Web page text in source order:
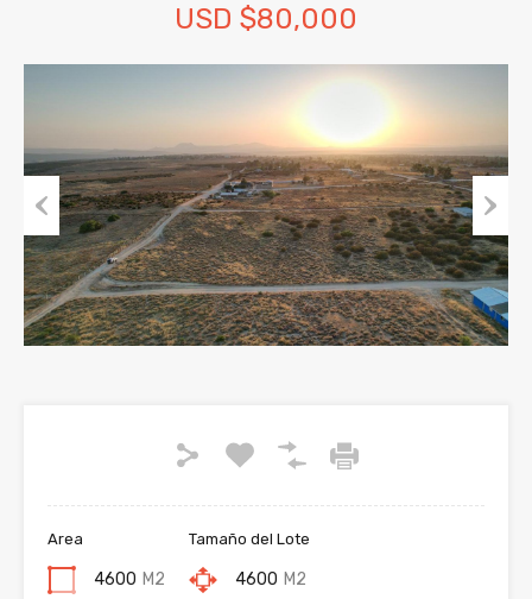
USD $80,000
Previous Next
Area
4600 M2
Tamaño del Lote
4600 M2